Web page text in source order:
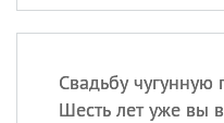
Свадьбу чугунную
Шесть лет уже вы